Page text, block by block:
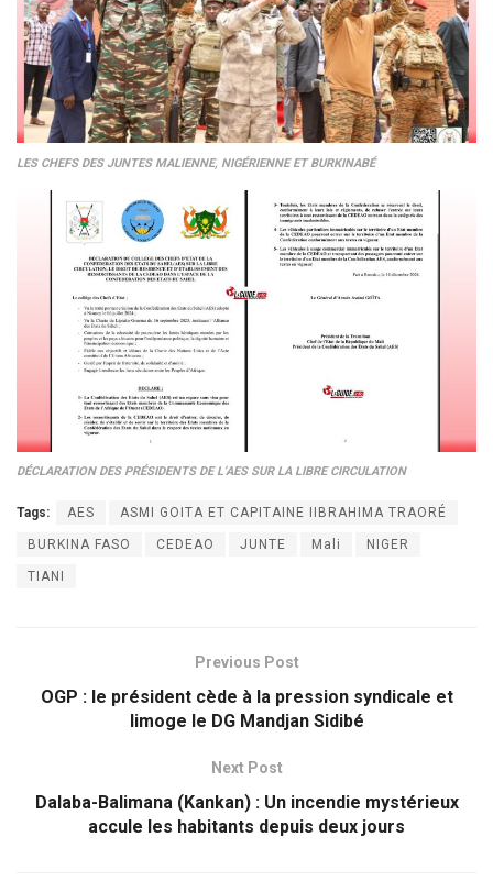
LES CHEFS DES JUNTES MALIENNE, NIGÉRIENNE ET BURKINABÉ
DÉCLARATION DES PRÉSIDENTS DE L’AES SUR LA LIBRE CIRCULATION
Tags: AES ASMI GOITA ET CAPITAINE IIBRAHIMA TRAORÉ
BURKINA FASO CEDEAO JUNTE Mali NIGER
TIANI
Previous Post
OGP : le président cède à la pression syndicale et
limoge le DG Mandjan Sidibé
Next Post
Dalaba-Balimana (Kankan) : Un incendie mystérieux
accule les habitants depuis deux jours